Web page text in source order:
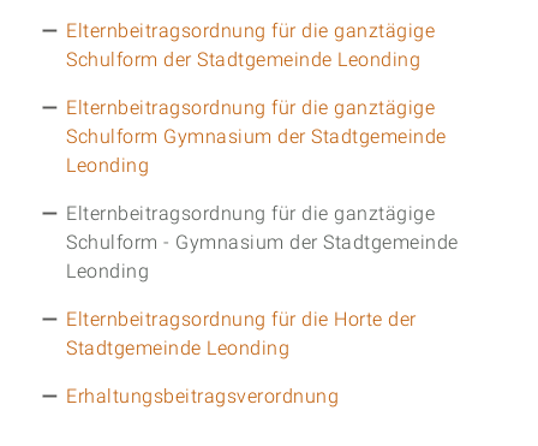
Elternbeitragsordnung für die ganztägige
Schulform der Stadtgemeinde Leonding
Elternbeitragsordnung für die ganztägige
Schulform Gymnasium der Stadtgemeinde
Leonding
Elternbeitragsordnung für die ganztägige
Schulform - Gymnasium der Stadtgemeinde
Leonding
Elternbeitragsordnung für die Horte der
Stadtgemeinde Leonding
Erhaltungsbeitragsverordnung